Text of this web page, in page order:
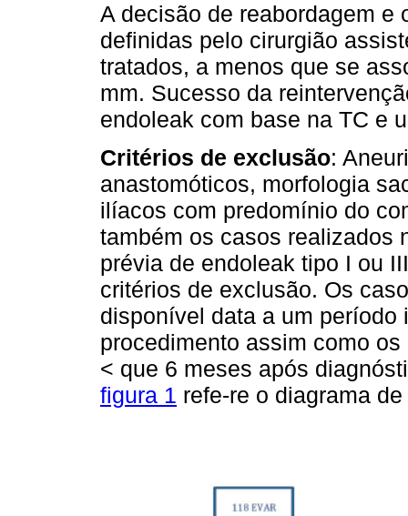
A decisão de reabordagem e
definidas pelo cirurgião
tratados, a menos que se
mm. Sucesso da
endoleak com base na TC e
Critérios de exclusão:
anastomóticos, morfologia
ilíacos com predomínio do
também os casos realizados
prévia de endoleak tipo I ou
critérios de exclusão. Os
disponível data a um período
procedimento assim como
< que 6 meses após
figura 1 refe-re o diagrama